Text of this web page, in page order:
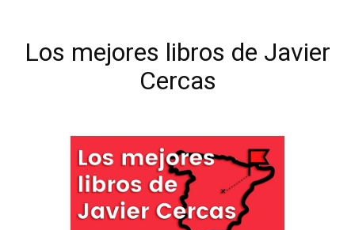
Los mejores libros de Javier
Cercas